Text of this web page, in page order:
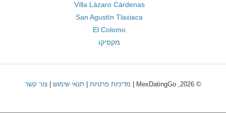
Villa Lázaro Cárdenas
San Agustín Tlaxiaca
El Colomo
מקסיקו
© 2026, MexDatingGo | מדיניות פרטיות תנאי שימוש צור קשר